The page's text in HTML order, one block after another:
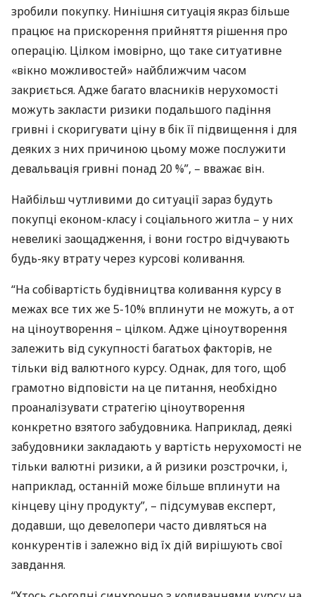
зробили покупку. Нинішня ситуація якраз більше
працює на прискорення прийняття рішення про
операцію. Цілком імовірно, що таке ситуативне
«вікно можливостей» найближчим часом
закриється. Адже багато власників нерухомості
можуть закласти ризики подальшого падіння
гривні і скоригувати ціну в бік її підвищення і для
деяких з них причиною цьому може послужити
девальвація гривні понад 20 %”, – вважає він.
Найбільш чутливими до ситуації зараз будуть
покупці економ-класу і соціального житла – у них
невеликі заощадження, і вони гостро відчувають
будь-яку втрату через курсові коливання.
“На собівартість будівництва коливання курсу в
межах все тих же 5-10% вплинути не можуть, а от
на ціноутворення – цілком. Адже ціноутворення
залежить від сукупності багатьох факторів, не
тільки від валютного курсу. Однак, для того, щоб
грамотно відповісти на це питання, необхідно
проаналізувати стратегію ціноутворення
конкретно взятого забудовника. Наприклад, деякі
забудовники закладають у вартість нерухомості не
тільки валютні ризики, а й ризики розстрочки, і,
наприклад, останній може більше вплинути на
кінцеву ціну продукту”, – підсумував експерт,
додавши, що девелопери часто дивляться на
конкурентів і залежно від їх дій вирішують свої
завдання.